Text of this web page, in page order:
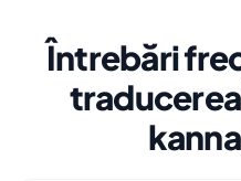
Întrebări
traducerea